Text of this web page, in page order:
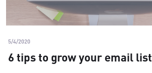
5/4/2020
6 tips to grow your email list